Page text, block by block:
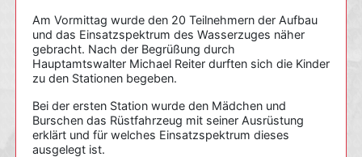
Am Vormittag wurde den 20 Teilnehmern der Aufbau
und das Einsatzspektrum des Wasserzuges näher
gebracht. Nach der Begrüßung durch
Hauptamtswalter Michael Reiter durften sich die Kinder
zu den Stationen begeben.
Bei der ersten Station wurde den Mädchen und
Burschen das Rüstfahrzeug mit seiner Ausrüstung
erklärt und für welches Einsatzspektrum dieses
ausgelegt ist.